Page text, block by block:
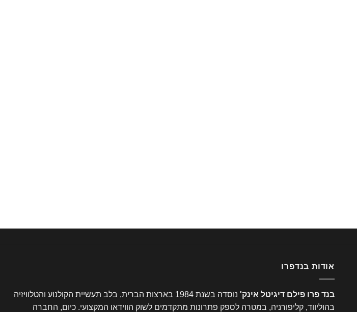
אודות בנדפרו
בנד פרו פילם דיגיטל אינק'
נוסדה בשנת 1984 בארצות הברית, בלב תעשיית הקולנוע והטלוויזיה
בהוליווד, קליפורניה, במטרה לספק פתרונות מתקדמים לשוק הווידאו המקצועי. כיום, החברה